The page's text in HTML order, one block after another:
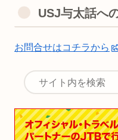
USJ与太話へ
お問合せはコチラから